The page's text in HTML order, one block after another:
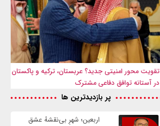
تقویت محور امنیتی جدید؟ عربستان، ترکیه و پاکستان
در آستانه توافق دفاعی مشترک
پر بازدیدترین ها
اربعین؛ شهرِ بی‌نقشهٔ عشق